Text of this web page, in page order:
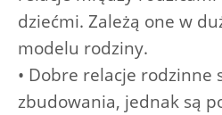
dziećmi. Zależą one w
modelu rodziny.
• Dobre relacje rodzinne
zbudowania, jednak są